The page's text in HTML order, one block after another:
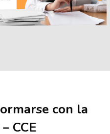
con la
CCE